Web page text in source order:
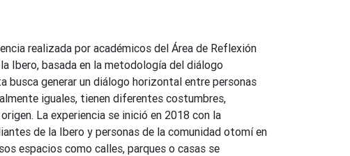
realizada por académicos del Área de Reflexión
Ibero, basada en la metodología del diálogo
busca generar un diálogo horizontal entre personas
iguales, tienen diferentes costumbres,
La experiencia se inició en 2018 con la
de la Ibero y personas de la comunidad otomí en
espacios como calles, parques o casas se